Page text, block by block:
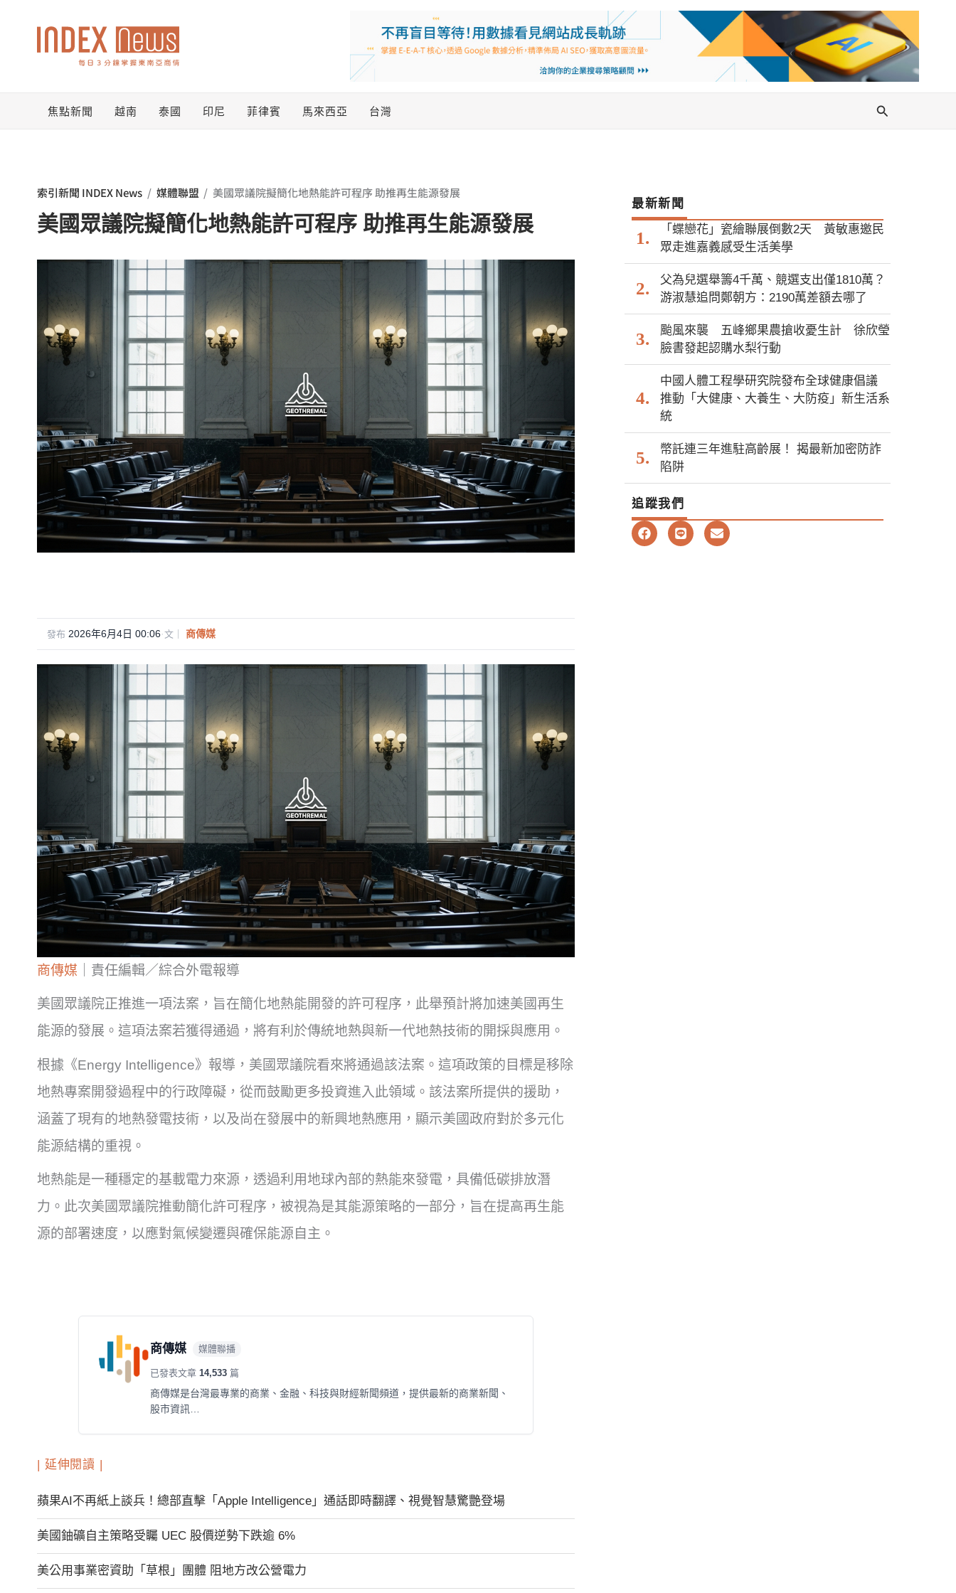
焦點新聞 越南 泰國 印尼 菲律賓 馬來西亞 台灣
搜
索引新聞 INDEX News / 媒體聯盟 / 美國眾議院擬簡化地熱能許可程序 助推再生能源發展
美國眾議院擬簡化地熱能許可程序 助推再生能源發展
發布 2026年6月4日 00:06·文｜ 商傳媒
商傳媒 ｜責任編輯／綜合外電報導
美國眾議院正推進一項法案，旨在簡化地熱能開發的許可程序，此舉預計將加速美國再生
能源的發展。這項法案若獲得通過，將有利於傳統地熱與新一代地熱技術的開採與應用。
根據《Energy Intelligence》報導，美國眾議院看來將通過該法案。這項政策的目標是移除
地熱專案開發過程中的行政障礙，從而鼓勵更多投資進入此領域。該法案所提供的援助，
涵蓋了現有的地熱發電技術，以及尚在發展中的新興地熱應用，顯示美國政府對於多元化
能源結構的重視。
地熱能是一種穩定的基載電力來源，透過利用地球內部的熱能來發電，具備低碳排放潛
力。此次美國眾議院推動簡化許可程序，被視為是其能源策略的一部分，旨在提高再生能
源的部署速度，以應對氣候變遷與確保能源自主。
商傳媒 媒體聯播
已發表文章 14,533 篇
商傳媒是台灣最專業的商業、金融、科技與財經新聞頻道，提供最新的商業新聞、
股市資訊…
| 延伸閱讀 |
蘋果AI不再紙上談兵！總部直擊「Apple Intelligence」通話即時翻譯、視覺智慧驚艷登場
美國鈾礦自主策略受矚 UEC 股價逆勢下跌逾 6%
美公用事業密資助「草根」團體 阻地方改公營電力
最新新聞
「蝶戀花」瓷繪聯展倒數2天 黃敏惠邀民
眾走進嘉義感受生活美學
父為兒選舉籌4千萬、競選支出僅1810萬？
游淑慧追問鄭朝方：2190萬差額去哪了
颱風來襲 五峰鄉果農搶收憂生計 徐欣瑩
臉書發起認購水梨行動
中國人體工程學研究院發布全球健康倡議
推動「大健康、大養生、大防疫」新生活系
統
幣託連三年進駐高齡展！ 揭最新加密防詐
陷阱
追蹤我們
F
a
L
i
E
n